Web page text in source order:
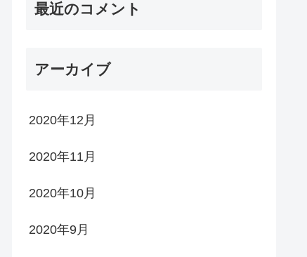
最近のコメント
アーカイブ
2020年12月
2020年11月
2020年10月
2020年9月